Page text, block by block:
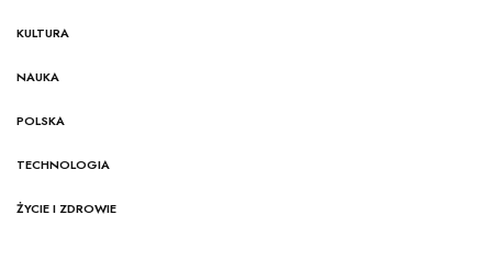
KULTURA
NAUKA
POLSKA
TECHNOLOGIA
ŻYCIE I ZDROWIE